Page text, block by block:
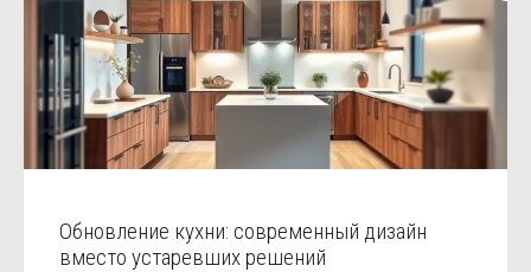
Обновление кухни: современный дизайн
вместо устаревших решений